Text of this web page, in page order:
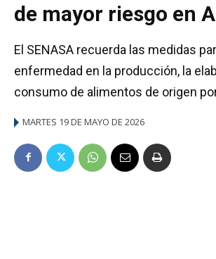
de mayor riesgo en
El SENASA recuerda las medidas
enfermedad en la producción, la
consumo de alimentos de origen
MARTES 19 DE MAYO DE 2026